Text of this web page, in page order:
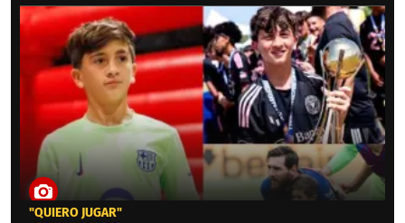
"QUIERO JUGAR"